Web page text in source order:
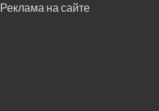
Реклама на сайте